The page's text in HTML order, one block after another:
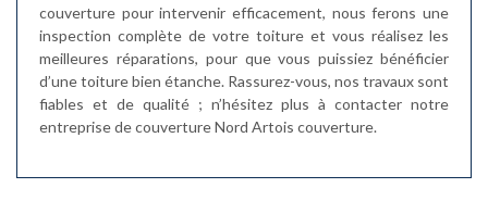
couverture pour intervenir efficacement, nous ferons une
inspection complète de votre toiture et vous réalisez les
meilleures réparations, pour que vous puissiez bénéficier
d’une toiture bien étanche. Rassurez-vous, nos travaux sont
fiables et de qualité ; n’hésitez plus à contacter notre
entreprise de couverture Nord Artois couverture.